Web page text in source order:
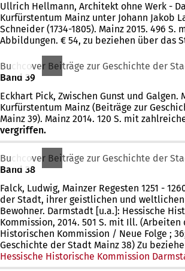
Ullrich Hellmann, Architekt ohne Werk -
Kurfürstentum Mainz unter Johann Jakob
Schneider (1734-1805). Mainz 2015. 496 S.
Abbildungen. € 54, zu beziehen über das
Buchcover Beiträge zur Geschichte der
Band 39
Eckhart Pick, Zwischen Gunst und Galgen.
Kurfürstentum Mainz (Beiträge zur
Mainz 39). Mainz 2014. 120 S. mit
vergriffen.
Buchcover Beiträge zur Geschichte der
Band 38
Falck, Ludwig, Mainzer Regesten 1251 -
der Stadt, ihrer geistlichen und
Bewohner. Darmstadt [u.a.]: Hessische
Kommission, 2014. 501 S. mit Ill. (Arbeiten
Historischen Kommission / Neue Folge ;
Geschichte der Stadt Mainz 38) Zu
Hessische Historische Kommission